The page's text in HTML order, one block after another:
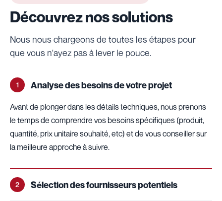
Découvrez nos solutions
Nous nous chargeons de toutes les étapes pour
que vous n'ayez pas à lever le pouce.
1 Analyse des besoins de votre projet
Avant de plonger dans les détails techniques, nous prenons
le temps de comprendre vos besoins spécifiques (produit,
quantité, prix unitaire souhaité, etc) et de vous conseiller sur
la meilleure approche à suivre.
2 Sélection des fournisseurs potentiels